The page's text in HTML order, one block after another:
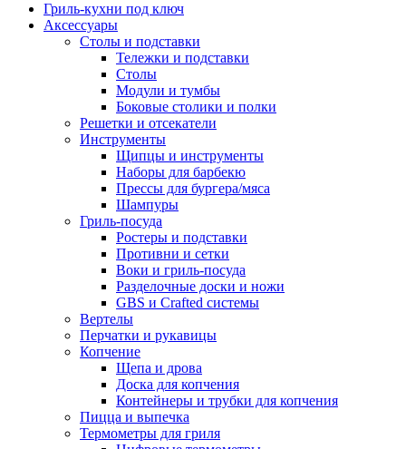
Гриль-кухни под ключ
Аксессуары
Столы и подставки
Тележки и подставки
Столы
Модули и тумбы
Боковые столики и полки
Решетки и отсекатели
Инструменты
Щипцы и инструменты
Наборы для барбекю
Прессы для бургера/мяса
Шампуры
Гриль-посуда
Ростеры и подставки
Противни и сетки
Воки и гриль-посуда
Разделочные доски и ножи
GBS и Crafted системы
Вертелы
Перчатки и рукавицы
Копчение
Щепа и дрова
Доска для копчения
Контейнеры и трубки для копчения
Пицца и выпечка
Термометры для гриля